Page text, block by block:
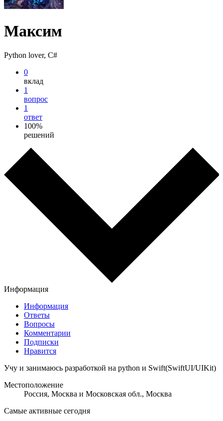
Максим
Python lover, C#
0
вклад
1
вопрос
1
ответ
100%
решений
Информация
Информация
Ответы
Вопросы
Комментарии
Подписки
Нравится
Учу и занимаюсь разработкой на python и Swift(SwiftUI/UIKit)
Местоположение
Россия, Москва и Московская обл., Москва
Самые активные сегодня